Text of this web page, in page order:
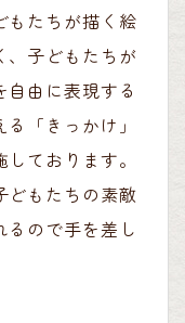
もたちが描く絵
、子どもたちが
由に表現する
「きっかけ」
ております。
どもたちの素敵
るので手を差し